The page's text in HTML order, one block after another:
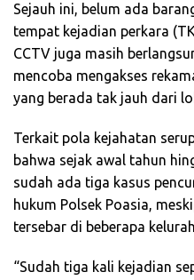
Sejauh ini, belum ada
tempat kejadian perkara
CCTV juga masih
mencoba mengakses
yang berada tak jauh dari
Terkait pola kejahatan
bahwa sejak awal tahun
sudah ada tiga kasus
hukum Polsek Poasia,
tersebar di beberapa
“Sudah tiga kali kejadian